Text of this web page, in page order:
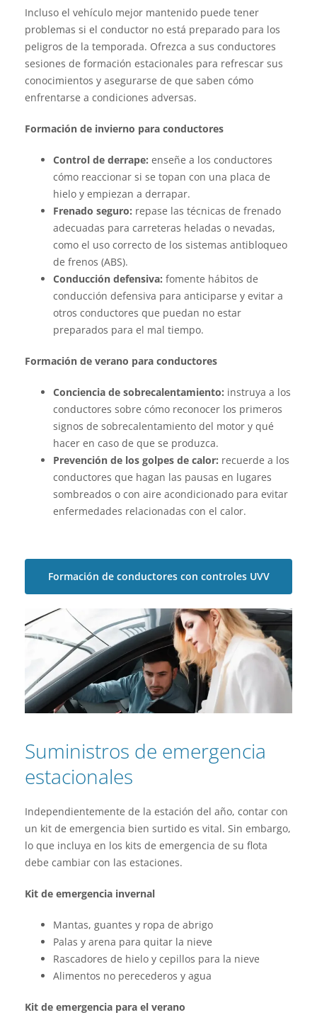
Incluso el vehículo mejor mantenido puede tener
problemas si el conductor no está preparado para los
peligros de la temporada. Ofrezca a sus conductores
sesiones de formación estacionales para refrescar sus
conocimientos y asegurarse de que saben cómo
enfrentarse a condiciones adversas.
Formación de invierno para conductores
Control de derrape: enseñe a los conductores
cómo reaccionar si se topan con una placa de
hielo y empiezan a derrapar.
Frenado seguro: repase las técnicas de frenado
adecuadas para carreteras heladas o nevadas,
como el uso correcto de los sistemas antibloqueo
de frenos (ABS).
Conducción defensiva: fomente hábitos de
conducción defensiva para anticiparse y evitar a
otros conductores que puedan no estar
preparados para el mal tiempo.
Formación de verano para conductores
Conciencia de sobrecalentamiento: instruya a los
conductores sobre cómo reconocer los primeros
signos de sobrecalentamiento del motor y qué
hacer en caso de que se produzca.
Prevención de los golpes de calor: recuerde a los
conductores que hagan las pausas en lugares
sombreados o con aire acondicionado para evitar
enfermedades relacionadas con el calor.
Formación de conductores con controles UVV
Suministros de emergencia
estacionales
Independientemente de la estación del año, contar con
un kit de emergencia bien surtido es vital. Sin embargo,
lo que incluya en los kits de emergencia de su flota
debe cambiar con las estaciones.
Kit de emergencia invernal
Mantas, guantes y ropa de abrigo
Palas y arena para quitar la nieve
Rascadores de hielo y cepillos para la nieve
Alimentos no perecederos y agua
Kit de emergencia para el verano